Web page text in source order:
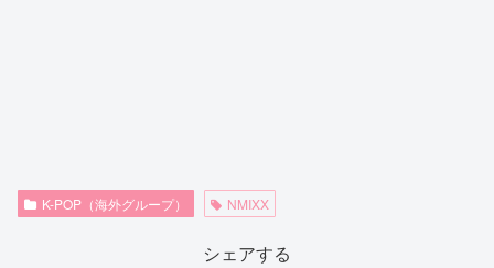
K-POP（海外グループ） NMIXX
シェアする